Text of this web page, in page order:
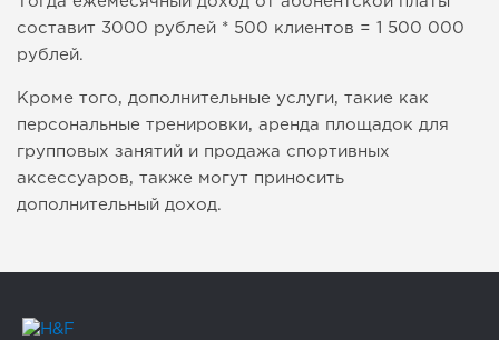
составит 3000 рублей * 500 клиентов = 1 500 000
рублей.
Кроме того, дополнительные услуги, такие как
персональные тренировки, аренда площадок для
групповых занятий и продажа спортивных
аксессуаров, также могут приносить
дополнительный доход.